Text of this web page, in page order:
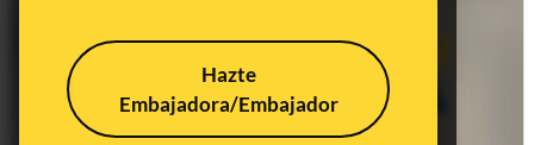
Hazte
Embajadora/Embajador